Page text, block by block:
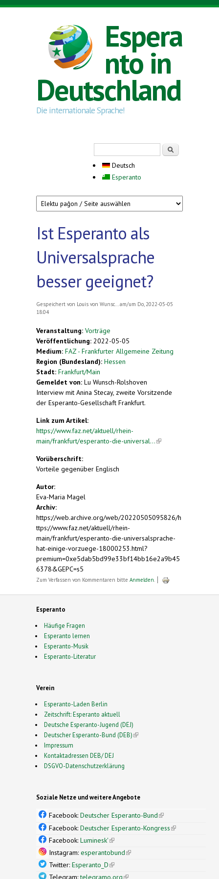
Direkt zum Inhalt
Espera
nto in
Deutschland
Die internationale Sprache!
Deutsch
Esperanto
Ist Esperanto als
Universalsprache
besser geeignet?
Gespeichert von Louis von Wunsc...
am/um Do, 2022-05-05
18:04
Veranstaltung: Vorträge
Veröffentlichung: 2022-05-05
Medium: FAZ - Frankfurter Allgemeine Zeitung
Region (Bundesland): Hessen
Stadt: Frankfurt/Main
Gemeldet von: Lu Wunsch-Rolshoven
Interview mit Anina Stecay, zweite Vorsitzende
der Esperanto-Gesellschaft Frankfurt.
Link zum Artikel:
https://www.faz.net/aktuell/rhein-
main/frankfurt/esperanto-die-universal...(link is
Vorüberschrift:
Vorteile gegenüber Englisch
Autor:
Eva-Maria Magel
Archiv:
https://web.archive.org/web/20220505095826/h
ttps://www.faz.net/aktuell/rhein-
main/frankfurt/esperanto-die-universalsprache-
hat-einige-vorzuege-18000253.html?
premium=0xe5dab5bd99e33bf14bb16e2a9b45
6378&GEPC=s5
Zum Verfassen von Kommentaren bitte Anmelden
Esperanto
Häufige Fragen
Esperanto lernen
Esperanto-Musik
Esperanto-Literatur
Verein
Esperanto-Laden Berlin
Zeitschrift: Esperanto aktuell
Deutsche Esperanto-Jugend (DEJ)
Deutscher Esperanto-Bund (DEB)(link is external)
Impressum
Kontaktadressen DEB/ DEJ
DSGVO-Datenschutzerklärung
Soziale Netze und weitere Angebote
Facebook: Deutscher Esperanto-Bund(link is
external)
Facebook: Deutscher Esperanto-Kongress(link is
Facebook: Luminesk'(link is external)
Instagram: esperantobund(link is external)
Twitter: Esperanto_D(link is external)
Telegram:telegramo.org(link is external)